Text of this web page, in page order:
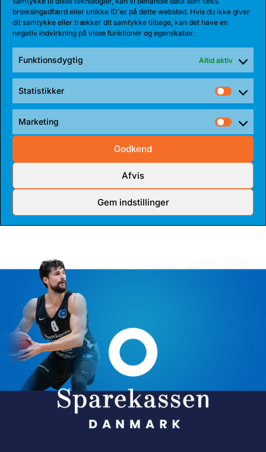
browsingadfærd eller unikke ID'er på dette websted. Hvis du ikke giver
dit samtykke eller trækker dit samtykke tilbage, kan det have en
negativ indvirkning på visse funktioner og egenskaber.
Funktionsdygtig Altid aktiv
Statistikker
Marketing
Godkend
Afvis
Gem indstillinger
i aktion
Kom i bjørnehulen i Vejlby-
Risskov Hallen.
KØB BILLET